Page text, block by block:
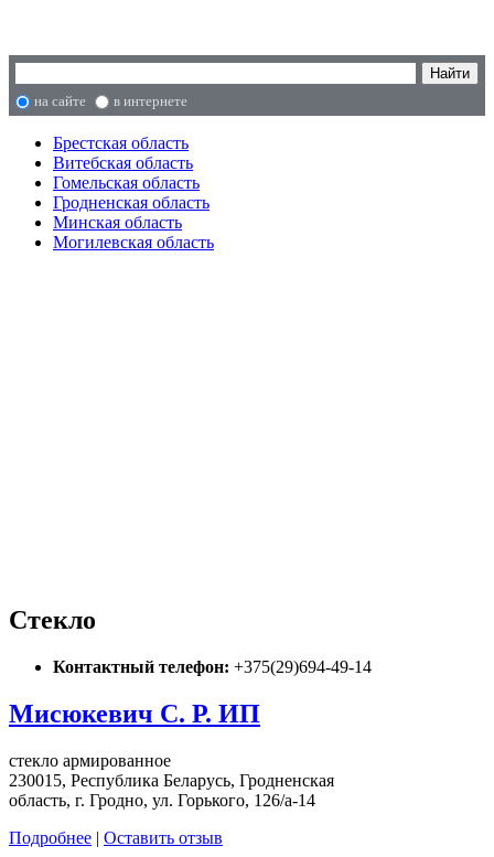
на сайте в интернете
Брестская область
Витебская область
Гомельская область
Гродненская область
Минская область
Могилевская область
Стекло
Контактный телефон: +375(29)694-49-14
Мисюкевич С. Р. ИП
стекло армированное
230015, Республика Беларусь, Гродненская
область, г. Гродно, ул. Горького, 126/а-14
Подробнее | Оставить отзыв